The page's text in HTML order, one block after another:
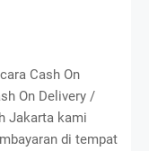
Cash On
On Delivery /
Jakarta kami
di tempat